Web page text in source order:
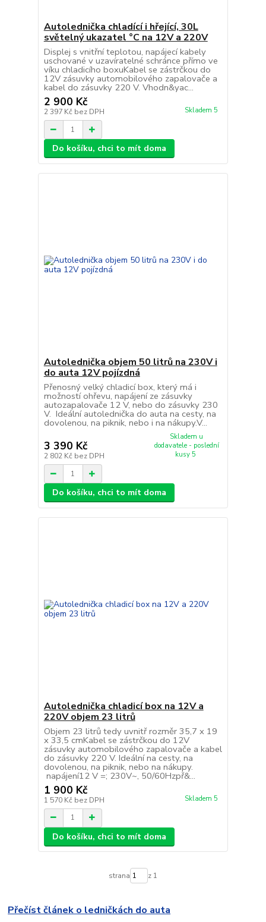
Autolednička chladící i hřející, 30L
světelný ukazatel °C na 12V a 220V
Displej s vnitřní teplotou, napájecí kabely
uschované v uzavíratelné schránce přímo ve
víku chladicího boxuKabel se zástrčkou do
12V zásuvky automobilového zapalovače a
kabel do zásuvky 220 V. Vhodn&yac...
2 900 Kč
2 397 Kč bez DPH Skladem 5
Do košíku, chci to mít doma
Autolednička objem 50 litrů na 230V i
do auta 12V pojízdná
Přenosný velký chladicí box, který má i
možností ohřevu, napájení ze zásuvky
autozapalovače 12 V, nebo do zásuvky 230
V. Ideální autolednička do auta na cesty, na
dovolenou, na piknik, nebo i na nákupy.V...
3 390 Kč
2 802 Kč bez DPH
Skladem u
dodavatele - poslední
kusy 5
Do košíku, chci to mít doma
Autolednička chladicí box na 12V a
220V objem 23 litrů
Objem 23 litrů tedy uvnitř rozměr 35,7 x 19
x 33,5 cmKabel se zástrčkou do 12V
zásuvky automobilového zapalovače a kabel
do zásuvky 220 V. Ideální na cesty, na
dovolenou, na piknik, nebo na nákupy.
napájení12 V =; 230V~, 50/60Hzpř&...
1 900 Kč
1 570 Kč bez DPH Skladem 5
Do košíku, chci to mít doma
strana z 1
Přečíst článek o ledničkách do auta